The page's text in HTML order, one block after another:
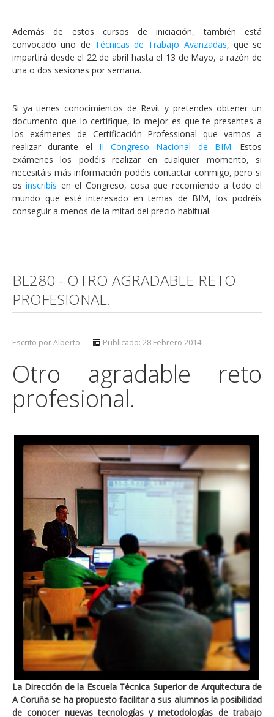
Además de estos cursos de iniciación, también está
convocado uno de Técnicas de Trabajo Avanzadas, que se
impartirá desde el 22 de abril hasta el 13 de Mayo, a razón de
una o dos sesiones por semana.
Si ya tienes conocimientos de Revit y pretendes obtener un
documento que lo certifique, lo mejor es que te presentes a
los exámenes de Certificación Professional que vamos a
realizar durante el II Congreso Nacional de BIM. Estos
exámenes los podéis realizar en cualquier momento, si
necesitáis más información podéis contactar conmigo, pero si
osinscribís en el Congreso, cosa que recomiendo a todo el
mundo que esté interesado en temas de BIM, los podréis
conseguir a menos de la mitad del precio habitual.
BL280 - OTRO AGRADABLE RETO
PROFESIONAL.
Escrito por Alberto Publicado: 28 Febrero 2014
Otro agradable reto
profesional.
La Dirección de la Escuela Técnica Superior de Arquitectura de
A Coruña se ha propuesto facilitar a sus alumnos la posibilidad
de conocer nuevas tecnologías y metodologías de trabajo